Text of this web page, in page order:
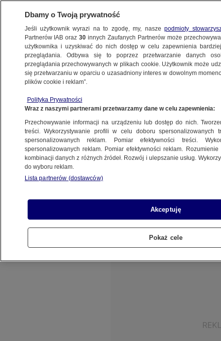
KONKRET24
POLSKA
do roku 1981. Wpadka z plakatem
na rocznicę stanu wojennego
4.12.2021, 13:04
Udostępnij
rocznicy wprowadzenia stanu wojennego - ale
grafik robiący okolicznościowy plakat dał na nim
zdjęcie polskich przedwojennych czołgów 7TP.
Dbamy o Twoją prywatność
Jeśli użytkownik wyrazi na to zgodę, my, naszepodmioty
Partnerów IAB oraz30 innych Zaufanych Partnerów może
użytkownika i uzyskiwać do nich dostęp w celu zapewnienia
przeglądania. Odbywa się to poprzez przetwarzanie danych
przeglądania przechowywanych w plikach cookie. Użytkownik może
się przetwarzaniu w oparciu o uzasadniony interes w dowolnym
plików cookie i reklam”.
Polityka Prywatności
Wraz z naszymi partnerami przetwarzamy dane w celu zapewnienia:
Przechowywanie informacji na urządzeniu lub dostęp do nich.
treści. Wykorzystywanie profili w celu doboru spersonalizowanych
spersonalizowanych reklam. Pomiar efektywności treści.
spersonalizowanych reklam. Pomiar efektywności reklam.
kombinacji danych z różnych źródeł. Rozwój i ulepszanie usług.
do wyboru reklam.
Lista partnerów (dostawców)
Akceptuję
Pokaż cele